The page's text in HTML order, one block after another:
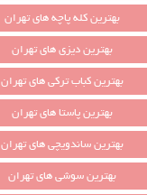
بهترین کله پاچه های تهران
بهترین دیزی های تهران
بهترین کباب ترکی های تهران
بهترین پاستا های تهران
بهترین ساندویچی های تهران
بهترین سوشی های تهران